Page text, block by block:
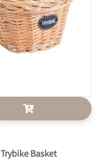
Trybike Basket